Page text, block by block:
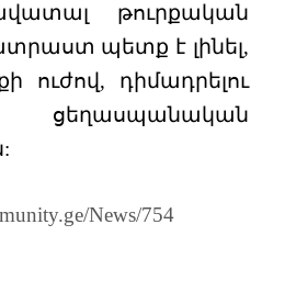
թուրքական
պետք է լինել,
ուժով, դիմադրելու
ցեղասպանական
News/754